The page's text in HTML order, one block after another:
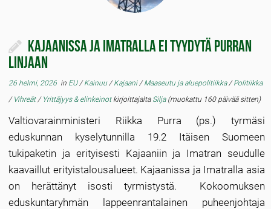
Kajaanissa ja Imatralla ei tyydytä Purran
linjaan
26 helmi, 2026 in EU/Kainuu/Kajaani/Maaseutu ja aluepolitiikka/Politiikka
/ Vihreät/ Yrittäjyys & elinkeinot kirjoittajalta Silja(muokattu 160 päivää sitten)
Valtiovarainministeri Riikka Purra (ps.) tyrmäsi
eduskunnan kyselytunnilla 19.2 Itäisen Suomeen
tukipaketin ja erityisesti Kajaaniin ja Imatran seudulle
kaavaillut erityistalousalueet. Kajaanissa ja Imatralla asia
on herättänyt isosti tyrmistystä. Kokoomuksen
eduskuntaryhmän lappeenrantalainen puheenjohtaja